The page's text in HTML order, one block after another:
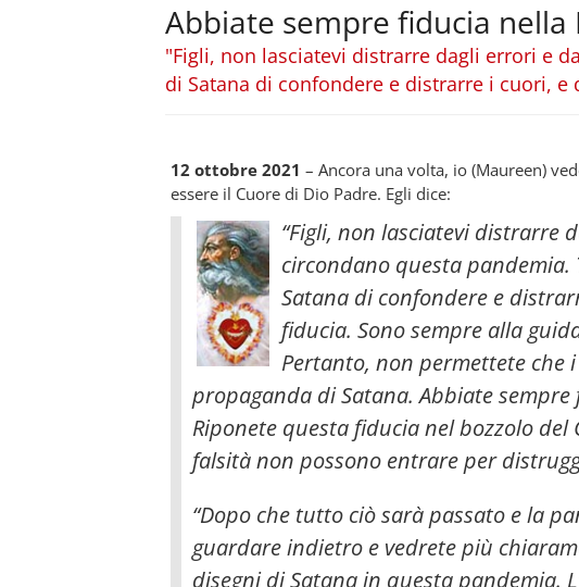
Abbiate sempre fiducia
"Figli, non lasciatevi distrarre dagli errori e
di Satana di confondere e distrarre i cuori,
12 ottobre 2021 – Ancora una volta, io (Maureen)
essere il Cuore di Dio Padre. Egli dice:
“Figli, non lasciatevi distrarre
circondano questa
Satana di confondere e
fiducia. Sono sempre alla
Pertanto, non permettete che
propaganda di Satana. Abbiate sempre
Riponete questa fiducia nel bozzolo
falsità non possono entrare per
“Dopo che tutto ciò sarà passato e la
guardare indietro e vedrete più
disegni di Satana in questa pandemia.